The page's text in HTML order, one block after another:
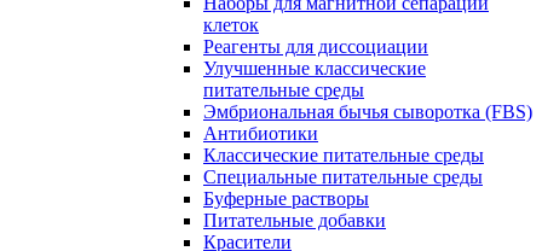
клеток
Реагенты для диссоциации
Улучшенные классические
питательные среды
Эмбриональная бычья сыворотка (FBS)
Антибиотики
Классические питательные среды
Специальные питательные среды
Буферные растворы
Питательные добавки
Красители